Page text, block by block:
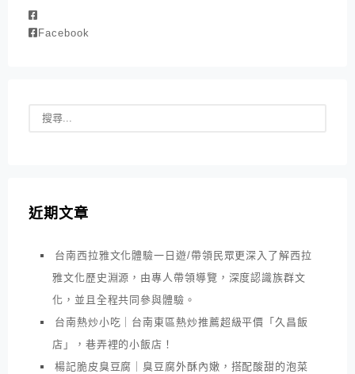
Facebook
近期文章
台南西拉雅文化體驗一日遊/帶領民眾更深入了解西拉
雅文化歷史淵源，由專人帶領導覽，深度認識族群文
化，並且全程共同參與體驗。
台南熱炒小吃｜台南東區熱炒推薦超級平價「久昌飯
店」，巷弄裡的小飯店！
楊記脆皮臭豆腐｜臭豆腐外酥內嫩，搭配酸甜的泡菜